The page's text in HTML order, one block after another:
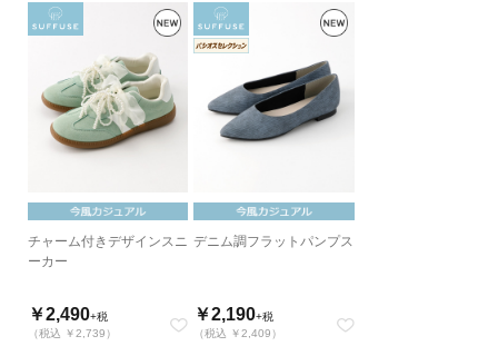
チャーム付きデザインスニ
ーカー
￥2,490+税
（税込 ￥2,739）
デニム調フラットパンプス
￥2,190+税
（税込 ￥2,409）